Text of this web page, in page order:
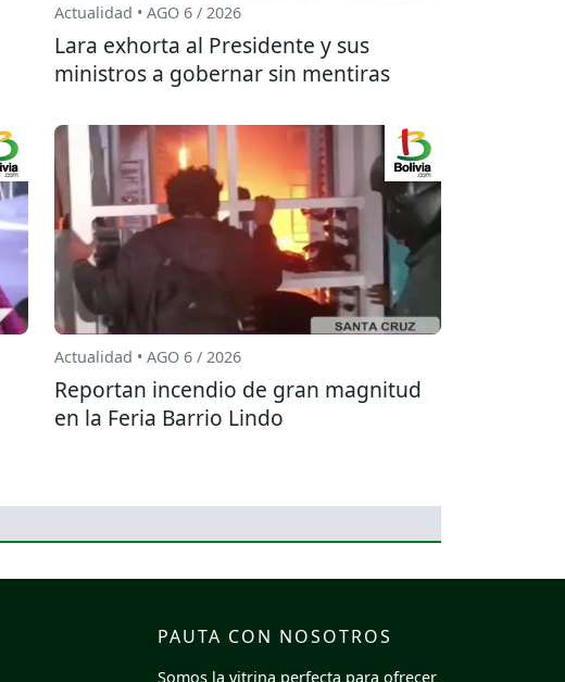
Actualidad • AGO 6 / 2026
Lara exhorta al Presidente y sus
ministros a gobernar sin mentiras
Actualidad • AGO 6 / 2026
Reportan incendio de gran magnitud
en la Feria Barrio Lindo
PAUTA CON NOSOTROS
Somos la vitrina perfecta para ofrecer